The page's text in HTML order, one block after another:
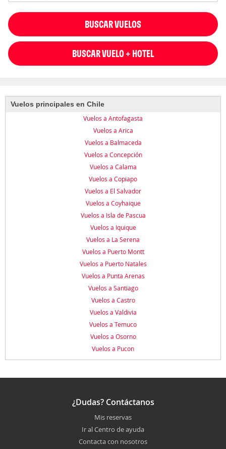
BUSCAR VUELOS
BUSCAR VUELO + HOTEL
Vuelos principales en Chile
Vuelos a Antofagasta
Vuelos a Arica
Vuelos a Balmaceda
Vuelos a Concepción
Vuelos a Calama
Vuelos a Copiapo
Vuelos a El Salvador
Vuelos a Coyhaique
Vuelos a Isla de Pascua
Vuelos a Iquique
Vuelos a La Serena
Vuelos a Puerto Montt
Vuelos a Puerto Natales
Vuelos a Punta Arenas
Vuelos a Santiago
Vuelos a Castro
Vuelos a Valdivia
Vuelos a Temuco
Vuelos a Osorno
Vuelos a Pucon
¿Dudas? Contáctanos
Mis reservas
Ir al Centro de ayuda
Contacta con nosotros